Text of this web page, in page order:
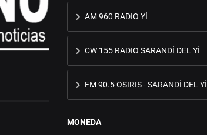
AM 960 RADIO YÍ
CW 155 RADIO SARANDÍ DEL YÍ
FM 90.5 OSIRIS - SARANDÍ DEL YÍ
MONEDA